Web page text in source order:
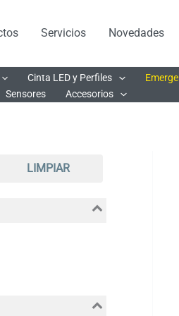
Servicios Novedades
Cinta LED y Perfiles
Sensores Accesorios
LIMPIAR